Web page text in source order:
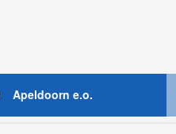
Apeldoorn e.o.